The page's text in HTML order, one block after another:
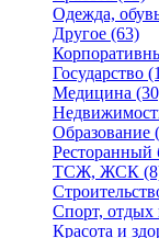
Одежда,
Другое (63)
Государство
Медицина
Образование
Ресторанный
ТСЖ, ЖСК
Спорт, отдых
Красота и